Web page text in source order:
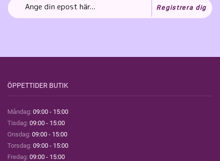
Registrera dig
ÖPPETTIDER BUTIK
Måndag: 09:00 - 15:00
Tisdag: 09:00 - 15:00
Onsdag: 09:00 - 15:00
Torsdag: 09:00 - 15:00
Fredag: 09:00 - 15:00